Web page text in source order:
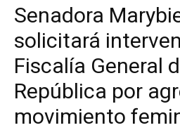
Senadora
solicitará
Fiscalía General
República por
movimiento